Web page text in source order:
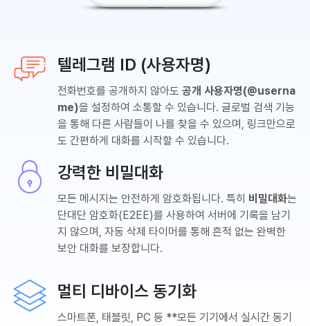
텔레그램 ID (사용자명)
전화번호를 공개하지 않아도 공개 사용자명(@userna
me)을 설정하여 소통할 수 있습니다. 글로벌 검색 기능
을 통해 다른 사람들이 나를 찾을 수 있으며, 링크만으로
도 간편하게 대화를 시작할 수 있습니다.
강력한 비밀대화
모든 메시지는 안전하게 암호화됩니다. 특히 비밀대화는
단대단 암호화(E2EE)를 사용하여 서버에 기록을 남기
지 않으며, 자동 삭제 타이머를 통해 흔적 없는 완벽한
보안 대화를 보장합니다.
멀티 디바이스 동기화
스마트폰, 태블릿, PC 등 **모든 기기에서 실시간 동기